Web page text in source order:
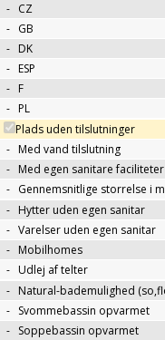
- CZ
- GB
- DK
- ESP
- F
- PL
Plads uden tilslutninger
- Med vand tilslutning
- Med egen sanitare faciliteter
- Gennemsnitlige storrelse i
- Hytter uden egen sanitar
- Varelser uden egen sanitar
- Mobilhomes
- Udlej af telter
- Natural-bademulighed
- Svommebassin opvarmet
- Soppebassin opvarmet